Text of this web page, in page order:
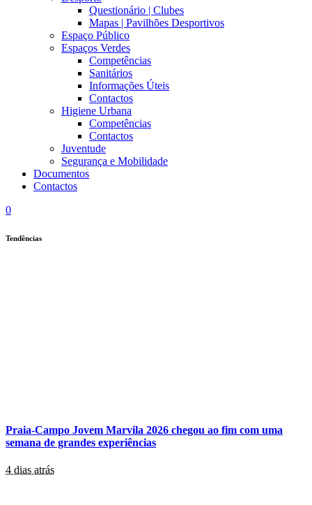
Questionário | Clubes
Mapas | Pavilhões Desportivos
Espaço Público
Espaços Verdes
Competências
Sanitários
Informações Úteis
Contactos
Higiene Urbana
Competências
Contactos
Juventude
Segurança e Mobilidade
Documentos
Contactos
0
Tendências
Praia-Campo Jovem Marvila 2026 chegou ao fim com uma
semana de grandes experiências
4 dias atrás